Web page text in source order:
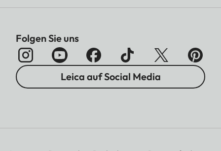
Folgen Sie uns
Leica auf Social Media